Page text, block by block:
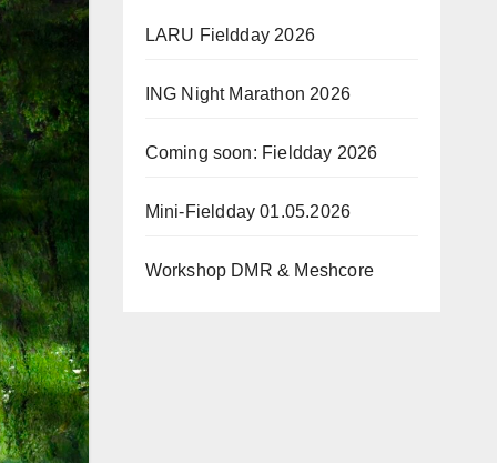
LARU Fieldday 2026
ING Night Marathon 2026
Coming soon: Fieldday 2026
Mini-Fieldday 01.05.2026
Workshop DMR & Meshcore